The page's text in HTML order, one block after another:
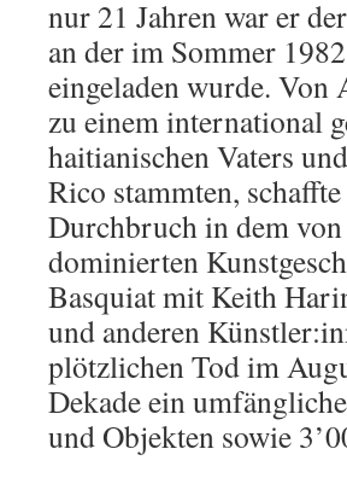
nur 21 Jahren war er
an der im Sommer
eingeladen wurde. Von
zu einem international
haitianischen Vaters
Rico stammten,
Durchbruch in dem
dominierten
Basquiat mit Keith
und anderen
plötzlichen Tod im
Dekade ein
und Objekten sowie